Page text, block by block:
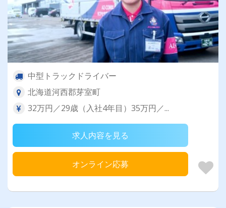
中型トラックドライバー
北海道河西郡芽室町
32万円／29歳（入社4年目）35万円／...
求人内容を見る
オンライン応募